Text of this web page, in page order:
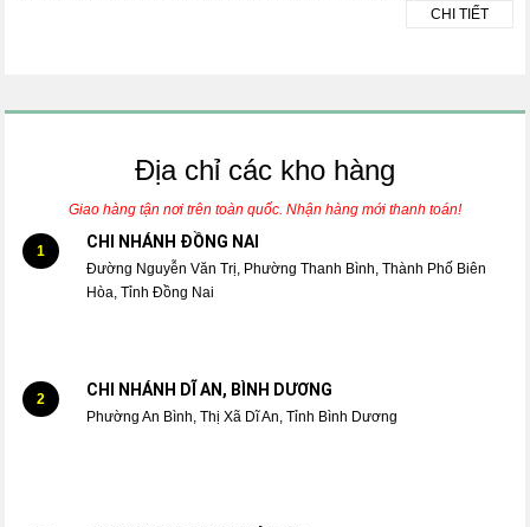
CHI TIẾT
Địa chỉ các kho hàng
Giao hàng tận nơi trên toàn quốc. Nhận hàng mới thanh toán!
1 CHI NHÁNH ĐỒNG NAI
Đường Nguyễn Văn Trị, Phường Thanh Bình, Thành Phố Biên
Hòa, Tỉnh Đồng Nai
2 CHI NHÁNH DĨ AN, BÌNH DƯƠNG
Phường An Bình, Thị Xã Dĩ An, Tỉnh Bình Dương